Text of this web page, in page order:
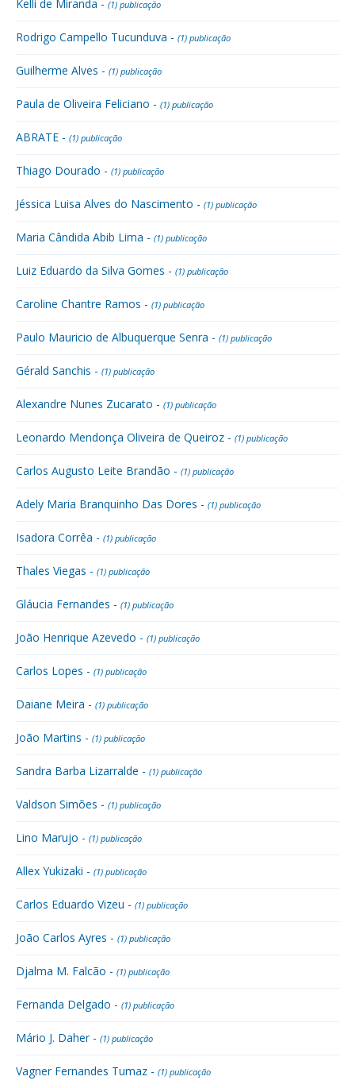
Kelli de Miranda - (1) publicação
Rodrigo Campello Tucunduva - (1) publicação
Guilherme Alves - (1) publicação
Paula de Oliveira Feliciano - (1) publicação
ABRATE - (1) publicação
Thiago Dourado - (1) publicação
Jéssica Luisa Alves do Nascimento - (1) publicação
Maria Cândida Abib Lima - (1) publicação
Luiz Eduardo da Silva Gomes - (1) publicação
Caroline Chantre Ramos - (1) publicação
Paulo Mauricio de Albuquerque Senra - (1) publicação
Gérald Sanchis - (1) publicação
Alexandre Nunes Zucarato - (1) publicação
Leonardo Mendonça Oliveira de Queiroz - (1) publicação
Carlos Augusto Leite Brandão - (1) publicação
Adely Maria Branquinho Das Dores - (1) publicação
Isadora Corrêa - (1) publicação
Thales Viegas - (1) publicação
Gláucia Fernandes - (1) publicação
João Henrique Azevedo - (1) publicação
Carlos Lopes - (1) publicação
Daiane Meira - (1) publicação
João Martins - (1) publicação
Sandra Barba Lizarralde - (1) publicação
Valdson Simões - (1) publicação
Lino Marujo - (1) publicação
Allex Yukizaki - (1) publicação
Carlos Eduardo Vizeu - (1) publicação
João Carlos Ayres - (1) publicação
Djalma M. Falcão - (1) publicação
Fernanda Delgado - (1) publicação
Mário J. Daher - (1) publicação
Vagner Fernandes Tumaz - (1) publicação